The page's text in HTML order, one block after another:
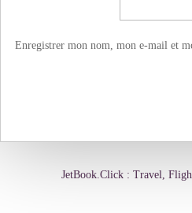
Enregistrer mon nom, mon e-mail et
JetBook.Click : Travel,